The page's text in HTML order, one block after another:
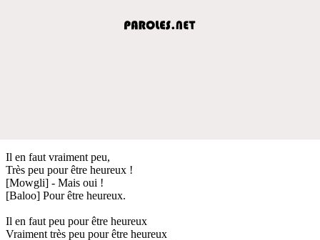
Il en faut vraiment peu,
Très peu pour être heureux !
[Mowgli] - Mais oui !
[Baloo] Pour être heureux.
Il en faut peu pour être heureux
Vraiment très peu pour être heureux